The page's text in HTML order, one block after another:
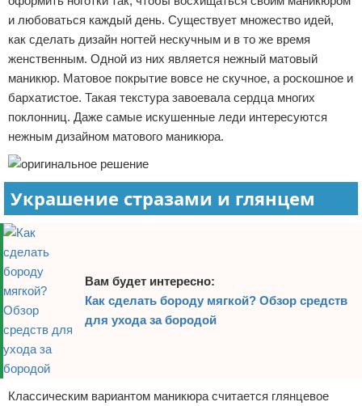
Отказ от ответственности
и любоваться каждый день. Существует множество идей,
как сделать дизайн ногтей нескучным и в то же время
женственным. Одной из них является нежный матовый
маникюр. Матовое покрытие вовсе не скучное, а роскошное и
бархатистое. Такая текстура завоевала сердца многих
поклонниц. Даже самые искушенные леди интересуются
нежным дизайном матового маникюра.
Украшение стразами и глянцем
Вам будет интересно:
Как сделать бороду мягкой? Обзор средств
для ухода за бородой
Классическим вариантом маникюра считается глянцевое